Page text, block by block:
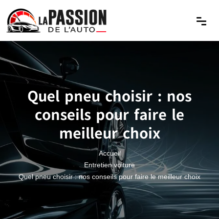
Quel pneu choisir : nos
conseils pour faire le
meilleur choix
Accueil
Entretien voiture
Quel pneu choisir : nos conseils pour faire le meilleur choix